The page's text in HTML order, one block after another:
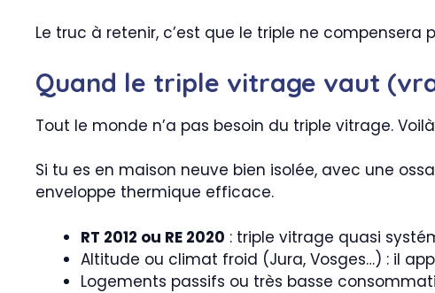
Le truc à retenir, c’est que le triple ne
Quand le triple vitrage vaut
Tout le monde n’a pas besoin du triple vitrage.
Si tu es en maison neuve bien isolée, avec une
enveloppe thermique efficace.
RT 2012 ou RE 2020 : triple vitrage quasi
Altitude ou climat froid (Jura, Vosges…) : il
Logements passifs ou très basse